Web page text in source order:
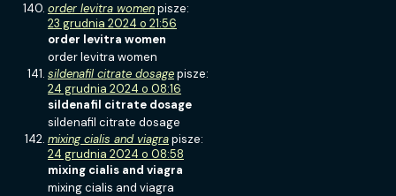
order levitra womenpisze:
23 grudnia 2024 o 21:56
order levitra women
order levitra women
sildenafil citrate dosagepisze:
24 grudnia 2024 o 08:16
sildenafil citrate dosage
sildenafil citrate dosage
mixing cialis and viagrapisze:
24 grudnia 2024 o 08:58
mixing cialis and viagra
mixing cialis and viagra